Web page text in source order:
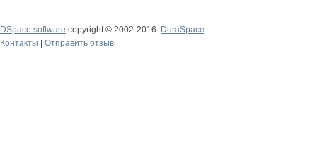
DSpace software copyright © 2002-2016
DuraSpace
Контакты
Отправить отзыв